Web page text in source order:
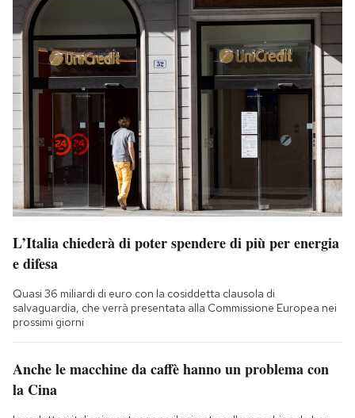
L’Italia chiederà di poter spendere di più per energia
e difesa
Quasi 36 miliardi di euro con la cosiddetta clausola di
salvaguardia, che verrà presentata alla Commissione Europea nei
prossimi giorni
Anche le macchine da caffè hanno un problema con
la Cina